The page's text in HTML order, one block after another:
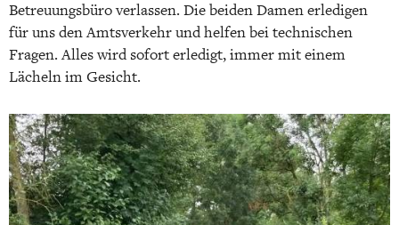
Betreuungsbüro verlassen. Die beiden Damen erledigen
für uns den Amtsverkehr und helfen bei technischen
Fragen. Alles wird sofort erledigt, immer mit einem
Lächeln im Gesicht.